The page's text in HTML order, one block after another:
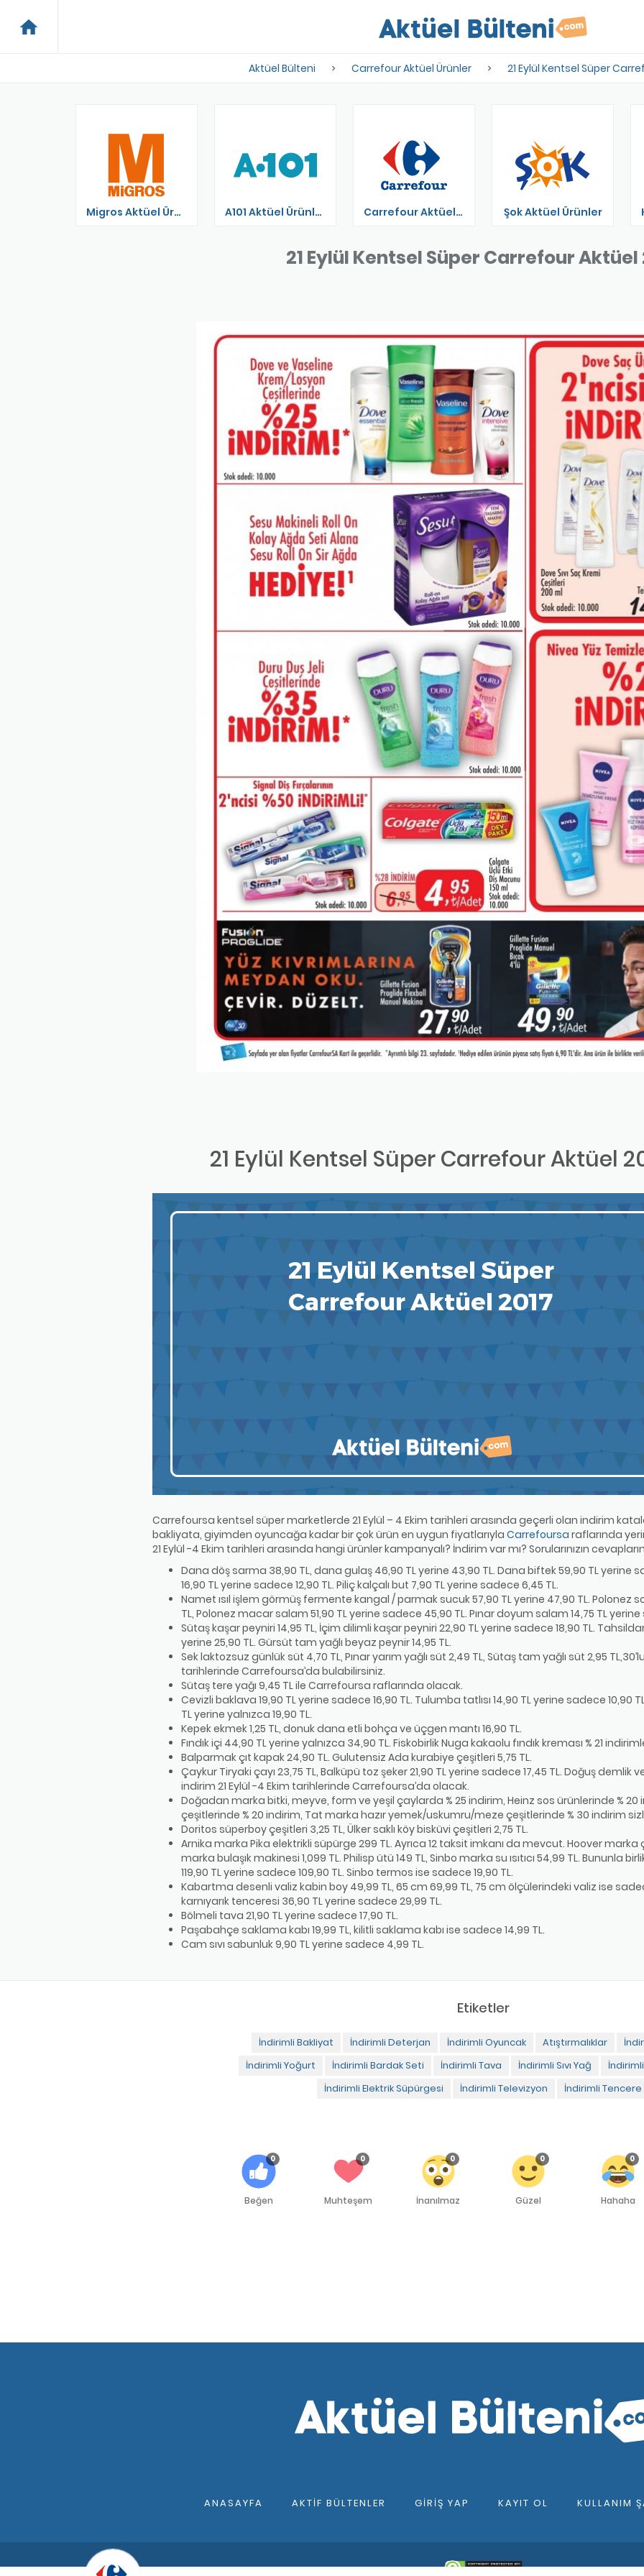
home
Aktüel Bülteni Carrefour Aktüel Ürünler 21 Eylül Kentsel Süper
Migros Aktüel Ürünler Kataloğu A101 Aktüel Ürünler Carrefour Aktüel Ürünler Şok Aktüel Ürünler
21 Eylül Kentsel Süper Carrefour Aktüel
21 Eylül Kentsel Süper Carrefour Aktüel
Carrefoursa kentsel süper marketlerde 21 Eylül – 4 Ekim tarihleri arasında geçerli olan indirim
bakliyata, giyimden oyuncağa kadar bir çok ürün en uygun fiyatlarıyla Carrefoursa raflarında
21 Eylül -4 Ekim tarihleri arasında hangi ürünler kampanyalı? İndirim var mı? Sorularınızın
Dana döş sarma 38,90 TL, dana gulaş 46,90 TL yerine 43,90 TL. Dana biftek 59,90 TL yerine
16,90 TL yerine sadece 12,90 TL. Piliç kalçalı but 7,90 TL yerine sadece 6,45 TL.
Namet ısıl işlem görmüş fermente kangal / parmak sucuk 57,90 TL yerine 47,90 TL. Polonez
TL, Polonez macar salam 51,90 TL yerine sadece 45,90 TL. Pınar doyum salam 14,75 TL yerine
Sütaş kaşar peyniri 14,95 TL, İçim dilimli kaşar peyniri 22,90 TL yerine sadece 18,90 TL.
yerine 25,90 TL. Gürsüt tam yağlı beyaz peynir 14,95 TL.
Sek laktozsuz günlük süt 4,70 TL, Pınar yarım yağlı süt 2,49 TL, Sütaş tam yağlı süt 2,95
tarihlerinde Carrefoursa’da bulabilirsiniz.
Sütaş tere yağı 9,45 TL ile Carrefoursa raflarında olacak.
Cevizli baklava 19,90 TL yerine sadece 16,90 TL. Tulumba tatlısı 14,90 TL yerine sadece 10,90
TL yerine yalnızca 19,90 TL.
Kepek ekmek 1,25 TL, donuk dana etli bohça ve üçgen mantı 16,90 TL.
Fındık içi 44,90 TL yerine yalnızca 34,90 TL. Fiskobirlik Nuga kakaolu fındık kreması % 21
Balparmak çıt kapak 24,90 TL. Gulutensiz Ada kurabiye çeşitleri 5,75 TL.
Çaykur Tiryaki çayı 23,75 TL, Balküpü toz şeker 21,90 TL yerine sadece 17,45 TL. Doğuş demlik
indirim 21 Eylül -4 Ekim tarihlerinde Carrefoursa’da olacak.
Doğadan marka bitki, meyve, form ve yeşil çaylarda % 25 indirim, Heinz sos ürünlerinde %
çeşitlerinde % 20 indirim, Tat marka hazır yemek/uskumru/meze çeşitlerinde % 30 indirim
Doritos süperboy çeşitleri 3,25 TL, Ülker saklı köy bisküvi çeşitleri 2,75 TL.
Arnika marka Pika elektrikli süpürge 299 TL. Ayrıca 12 taksit imkanı da mevcut. Hoover marka
marka bulaşık makinesi 1,099 TL. Philisp ütü 149 TL, Sinbo marka su ısıtıcı 54,99 TL. Bununla
119,90 TL yerine sadece 109,90 TL. Sinbo termos ise sadece 19,90 TL.
Kabartma desenli valiz kabin boy 49,99 TL, 65 cm 69,99 TL, 75 cm ölçülerindeki valiz ise
karnıyarık tenceresi 36,90 TL yerine sadece 29,99 TL.
Bölmeli tava 21,90 TL yerine sadece 17,90 TL.
Paşabahçe saklama kabı 19,99 TL, kilitli saklama kabı ise sadece 14,99 TL.
Cam sıvı sabunluk 9,90 TL yerine sadece 4,99 TL.
Etiketler
İndirimli Bakliyat İndirimli Deterjan İndirimli Oyuncak Atıştırmalıklar
İndirimli Yoğurt
İndirimli Bardak Seti İndirimli Tava İndirimli Sıvı Yağ
İndirimli Elektrik Süpürgesi
İndirimli Televizyon İndirimli Tencere
0
Beğen
0
Muhteşem
0
İnanılmaz
0
Güzel
0
Hahaha
ANASAYFA AKTIF BÜLTENLER GIRIŞ YAP KAYIT OL KULLANIM